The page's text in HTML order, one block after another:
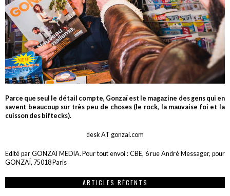
Parce que seul le détail compte, Gonzaï est le magazine des gens qui en
savent beaucoup sur très peu de choses (le rock, la mauvaise foi et la
cuisson des biftecks).
desk AT gonzai.com
Edité par GONZAÏ MEDIA. Pour tout envoi : CBE, 6 rue André Messager, pour
GONZAÏ, 75018 Paris
ARTICLES RÉCENTS